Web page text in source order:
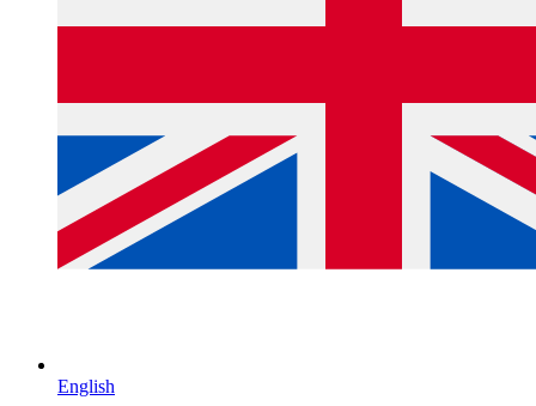
English